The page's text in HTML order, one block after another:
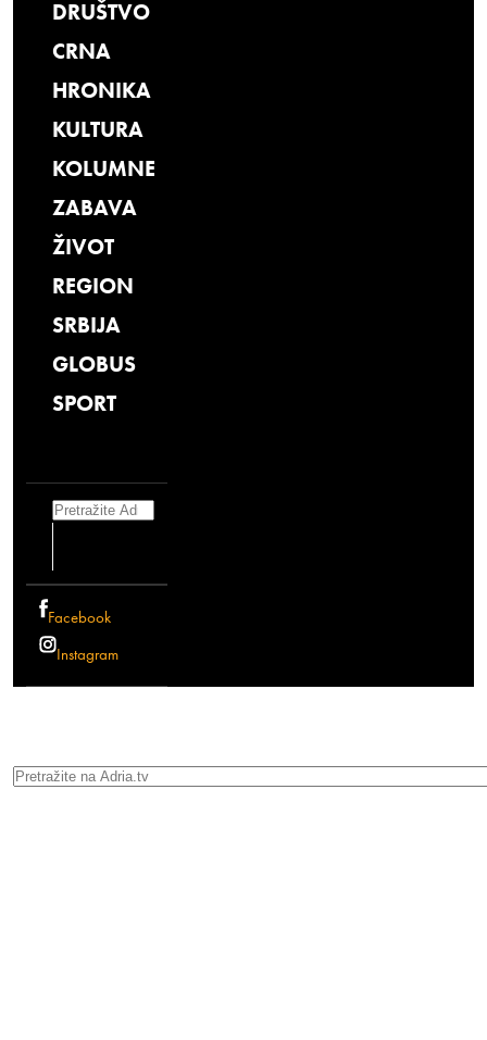
DRUŠTVO
CRNA
HRONIKA
KULTURA
KOLUMNE
ZABAVA
ŽIVOT
REGION
SRBIJA
GLOBUS
SPORT
Search
Facebook
Instagram
Search